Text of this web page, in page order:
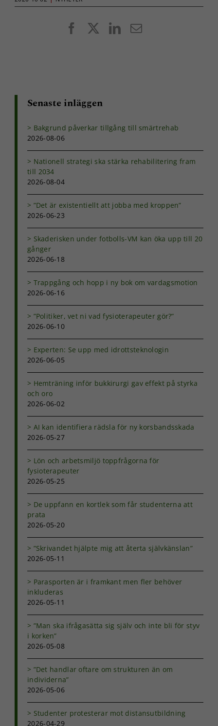
FacebookLinkedIn
E-
Senaste inläggen
Bakgrund påverkar tillgång till smärtrehab
2026-08-06
Nationell strategi ska stärka rehabilitering fram
till 2034
2026-08-04
”Det är existentiellt att jobba med kroppen”
2026-06-23
Skaderisken under fotbolls-VM kan öka upp till 20
gånger
2026-06-18
Trappgång och hopp i ny bok om vardagsmotion
2026-06-16
”Politiker, vet ni vad fysioterapeuter gör?”
2026-06-10
Experten: Se upp med idrottsteknologin
2026-06-05
Hemträning inför bukkirurgi gav effekt på styrka
och oro
2026-06-02
AI kan identifiera rädsla för ny korsbandsskada
2026-05-27
Lön och arbetsmiljö toppfrågorna för
fysioterapeuter
2026-05-25
De uppfann en kortlek som får studenterna att
prata
2026-05-20
”Skrivandet hjälpte mig att återta självkänslan”
2026-05-11
Parasporten är i framkant men fler behöver
inkluderas
2026-05-11
”Man ska ifrågasätta sig själv och inte bli för styv
i korken”
2026-05-08
”Det handlar oftare om strukturen än om
individerna”
2026-05-06
Studenter protesterar mot distansutbildning
2026-04-29
Dessa kakor
välja bort. De
behövs för
fungera.
Statistik
För att vi ska
hemsidans
funktionalitet
baserat på
hur
Upplevelse
hemsida ska
prestera så
de här
från
Marknadsföring